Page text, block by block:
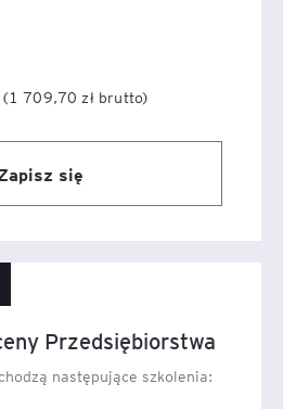
709,70 zł brutto)
się
Przedsiębiorstwa
następujące szkolenia: